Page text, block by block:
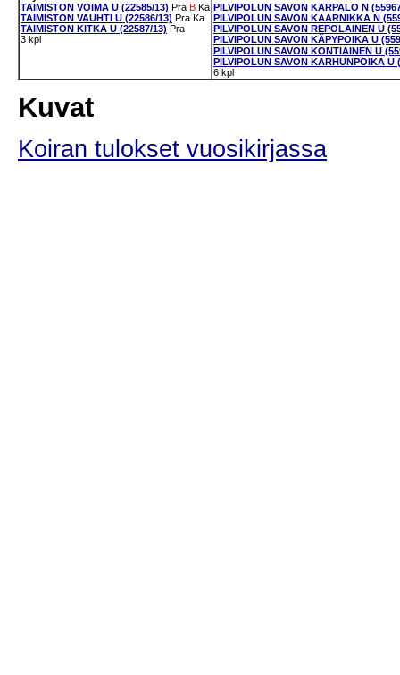
TAIMISTON VOIMA U (22585/13) Pra B Ka
TAIMISTON VAUHTI U (22586/13) Pra Ka
TAIMISTON KITKA U (22587/13) Pra
3 kpl
PILVIPOLUN SAVON KARPALO N
PILVIPOLUN SAVON KAARNIKKA N
PILVIPOLUN SAVON REPOLAINEN U
PILVIPOLUN SAVON KÄPYPOIKA U
PILVIPOLUN SAVON KONTIAINEN U
PILVIPOLUN SAVON KARHUNPOIKA U
6 kpl
Kuvat
Koiran tulokset vuosikirjassa